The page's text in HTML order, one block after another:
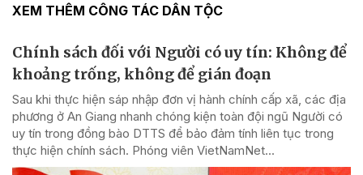
XEM THÊM CÔNG TÁC DÂN TỘC
Chính sách đối với Người có uy tín: Không để
khoảng trống, không để gián đoạn
Sau khi thực hiện sáp nhập đơn vị hành chính cấp xã, các địa
phương ở An Giang nhanh chóng kiện toàn đội ngũ Người có
uy tín trong đồng bào DTTS để bảo đảm tính liên tục trong
thực hiện chính sách. Phóng viên VietNamNet...